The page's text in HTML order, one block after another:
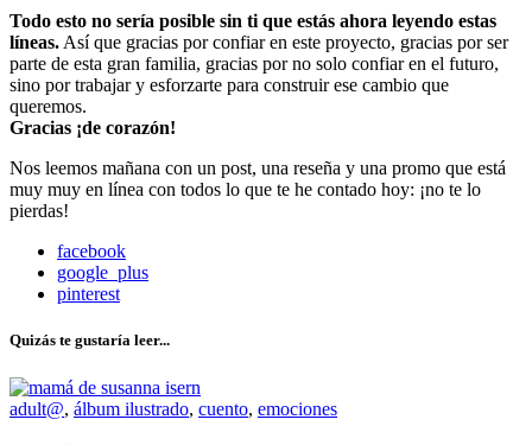
Todo esto no sería posible sin ti que estás ahora leyendo estas
líneas. Así que gracias por confiar en este proyecto, gracias por ser
parte de esta gran familia, gracias por no solo confiar en el futuro,
sino por trabajar y esforzarte para construir ese cambio que
queremos.
Gracias ¡de corazón!
Nos leemos mañana con un post, una reseña y una promo que está
muy muy en línea con todos lo que te he contado hoy: ¡no te lo
pierdas!
facebook
google_plus
pinterest
Quizás te gustaría leer...
adult@, álbum ilustrado, cuento, emociones